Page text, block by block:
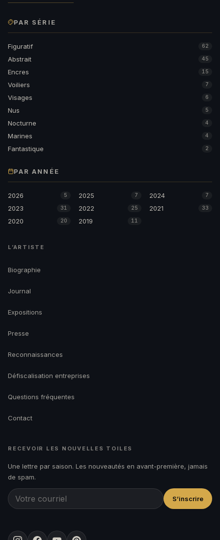
PAR SÉRIE
Figuratif 62
Abstrait 45
Encres 15
Voiliers 7
Visages 6
Nus 5
Nocturne 4
Marines 4
Fantastique 2
PAR ANNÉE
2026 5 2025 7 2024 7
2023 31 2022 25 2021 33
2020 20 2019 11
L’ARTISTE
Biographie
Journal
Expositions
Presse
Reconnaissances
Défiscalisation entreprises
Questions fréquentes
Contact
RECEVOIR LES NOUVELLES TOILES
Une lettre par saison. Les nouveautés en avant-première, jamais
de spam.
S’inscrire